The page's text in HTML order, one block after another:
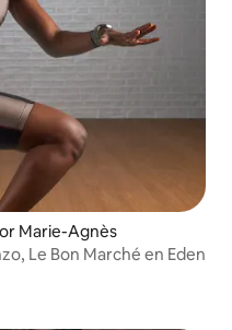
Marie-Agnès
Le Bon Marché en Eden